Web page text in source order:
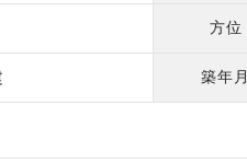
方位
築年月